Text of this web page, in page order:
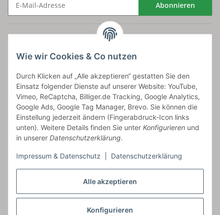
Alle akzeptieren
Konfigurieren
Wie wir Cookies & Co nutzen
Durch Klicken auf „Alle akzeptieren“ gestatten Sie den
Einsatz folgender Dienste auf unserer Website: YouTube,
Vimeo, ReCaptcha, Billiger.de Tracking, Google Analytics,
Google Ads, Google Tag Manager, Brevo. Sie können die
Einstellung jederzeit ändern (Fingerabdruck-Icon links
unten). Weitere Details finden Sie unter Konfigurieren und
in unserer Datenschutzerklärung.
Impressum & Datenschutz Datenschutzerklärung
Abonnieren
Artikelinformationen
Carls GmbH
Frieslandstr. 44 | 26446 Reepsholt
Fon 04468-9479855-0 | Fax -9